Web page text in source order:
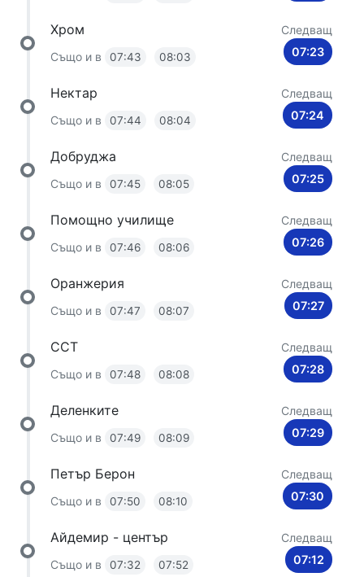
Хром
Също и в 07:43 08:03
Следващ
07:23
Нектар
Също и в 07:44 08:04
Следващ
07:24
Добруджа
Също и в 07:45 08:05
Следващ
07:25
Помощно училище
Също и в 07:46 08:06
Следващ
07:26
Оранжерия
Също и в 07:47 08:07
Следващ
07:27
ССТ
Също и в 07:48 08:08
Следващ
07:28
Деленките
Също и в 07:49 08:09
Следващ
07:29
Петър Берон
Също и в 07:50 08:10
Следващ
07:30
Айдемир - център
Също и в 07:32 07:52
Следващ
07:12